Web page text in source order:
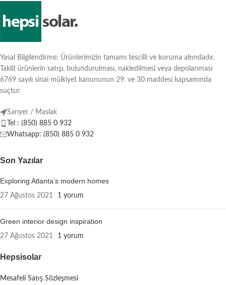
Yasal Bilgilendirme: Ürünlerimizin tamamı tescilli ve koruma altındadır.
Taklit ürünlerin satışı, bulundurulması, nakledilmesi veya depolanması
6769 sayılı sinai mülkiyet kanununun 29. ve 30 maddesi kapsamında
suçtur.
Sarıyer / Maslak
Tel : (850) 885 0 932
Whatsapp: (850) 885 0 932
Son Yazılar
Exploring Atlanta’s modern homes
27 Ağustos 2021 1 yorum
Green interior design inspiration
27 Ağustos 2021 1 yorum
Hepsisolar
Mesafeli Satış Sözleşmesi